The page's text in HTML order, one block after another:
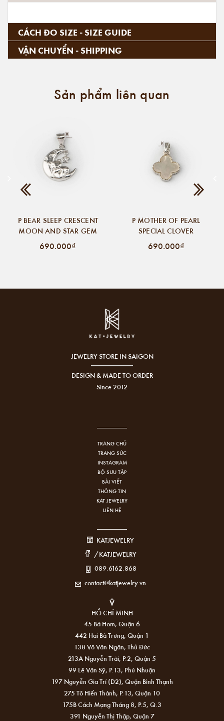
CÁCH ĐO SIZE - SIZE GUIDE
VẬN CHUYỂN - SHIPPING
Sản phẩm liên quan
P BEAR SLEEP CRESCENT
MOON AND STAR GEM
690.000₫
P MOTHER OF PEARL
SPECIAL CLOVER
690.000₫
JEWELRY STORE IN SAIGON
DESIGN & MADE TO ORDER
Since 2012
TRANG CHỦ
TRANG SỨC
INSTAGRAM
BỘ SƯU TẬP
BÀI VIẾT
THÔNG TIN
KAT JEWELRY
LIÊN HỆ
KATJEWELRY
/KATJEWELRY
089.6162.868
contact@katjewelry.vn
HỒ CHÍ MINH
45 Bà Hom, Quận 6
442 Hai Bà Trưng, Quận 1
138 Võ Văn Ngân, Thủ Đức
213A Nguyễn Trãi, P.2, Quận 5
99 Lê Văn Sỹ, P.13, Phú Nhuận
197 Nguyễn Gia Trí (D2), Quận Bình Thạnh
275 Tô Hiến Thành, P.13, Quận 10
175B Cách Mạng Tháng 8, P.5, Q.3
391 Nguyễn Thị Thập, Quận 7